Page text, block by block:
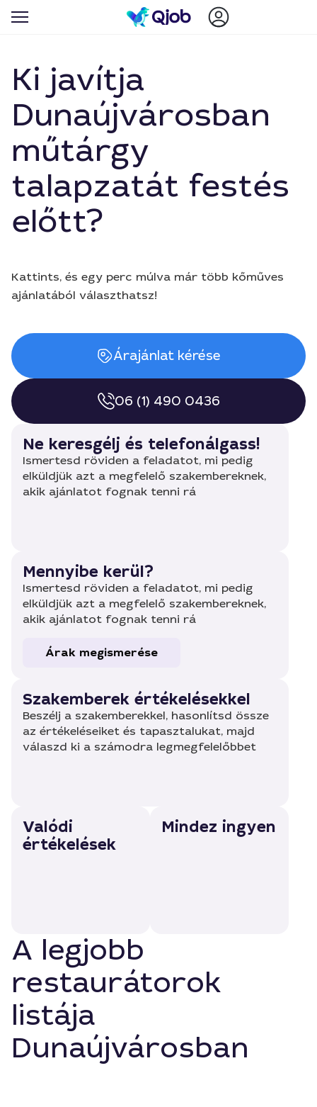
Ki javítja
Dunaújvárosban
műtárgy
talapzatát festés
előtt?
Kattints, és egy perc múlva már több kőműves
ajánlatából választhatsz!
Árajánlat kérése
06 (1) 490 0436
Ne keresgélj és telefonálgass!
Ismertesd röviden a feladatot, mi pedig
elküldjük azt a megfelelő szakembereknek,
akik ajánlatot fognak tenni rá
Mennyibe kerül?
Ismertesd röviden a feladatot, mi pedig
elküldjük azt a megfelelő szakembereknek,
akik ajánlatot fognak tenni rá
Árak megismerése
Szakemberek értékelésekkel
Beszélj a szakemberekkel, hasonlítsd össze
az értékeléseiket és tapasztalukat, majd
válaszd ki a számodra legmegfelelőbbet
Valódi
értékelések
Mindez ingyen
A legjobb
restaurátorok
listája
Dunaújvárosban